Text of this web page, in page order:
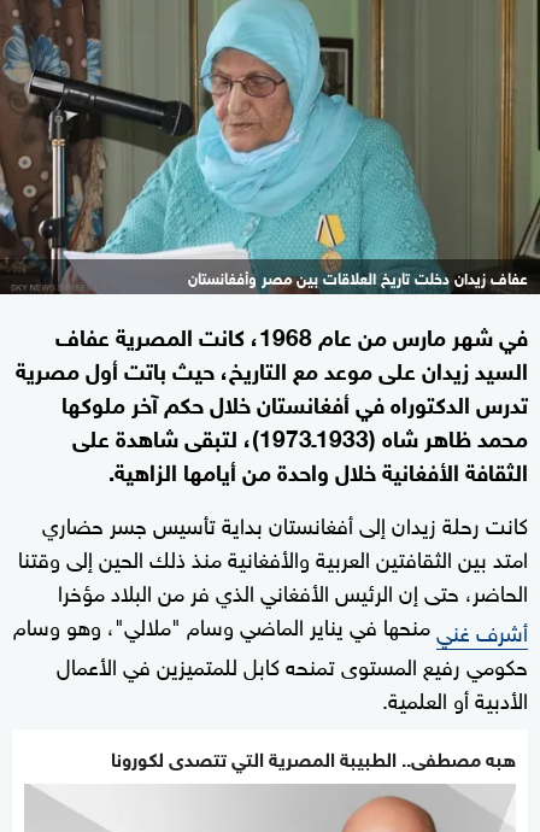
عفاف زيدان دخلت تاريخ العلاقات بين مصر وأفغانستان
في شهر مارس من عام 1968، كانت المصرية عفاف
السيد زيدان على موعد مع التاريخ، حيث باتت أول مصرية
تدرس الدكتوراه في أفغانستان خلال حكم آخر ملوكها
محمد ظاهر شاه (1933ـ1973)، لتبقى شاهدة على
الثقافة الأفغانية خلال واحدة من أيامها الزاهية.
كانت رحلة زيدان إلى أفغانستان بداية تأسيس جسر حضاري
امتد بين الثقافتين العربية والأفغانية منذ ذلك الحين إلى وقتنا
الحاضر، حتى إن الرئيس الأفغاني الذي فر من البلاد مؤخرا
أشرف غنيمنحها في يناير الماضي وسام "ملالي"، وهو وسام
حكومي رفيع المستوى تمنحه كابل للمتميزين في الأعمال
الأدبية أو العلمية.
هبه مصطفى.. الطبيبة المصرية التي تتصدى لكورونا